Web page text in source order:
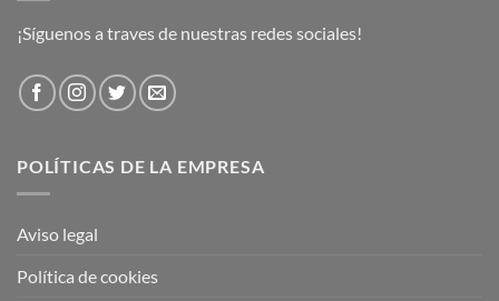
¡Síguenos a traves de nuestras redes sociales!
POLÍTICAS DE LA EMPRESA
Aviso legal
Política de cookies